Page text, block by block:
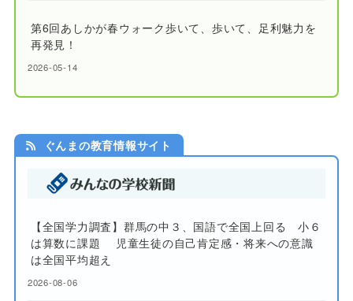
第6回あしかが春ウォーク歩いて、歩いて、足利魅力を
再発見！
2026-05-14
ぐんまの教育情報サイト
【全国学力調査】群馬の中３、国語で全国上回る 小６
は算数に課題 児童生徒の自己肯定感・将来への意識
は全国平均超え
2026-08-06